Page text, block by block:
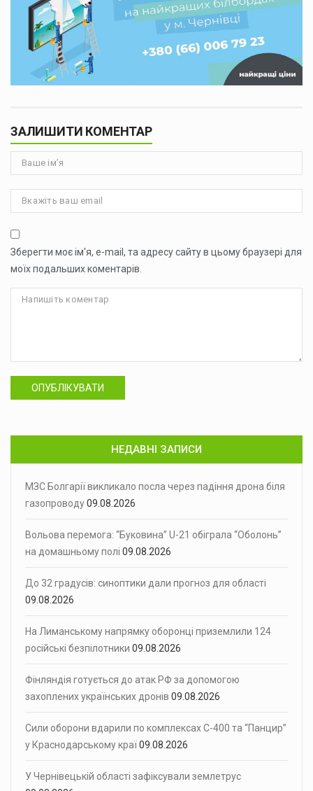
ЗАЛИШИТИ КОМЕНТАР
Зберегти моє ім'я, e-mail, та адресу сайту в цьому браузері для
моїх подальших коментарів.
ОПУБЛІКУВАТИ
НЕДАВНІ ЗАПИСИ
МЗС Болгарії викликало посла через падіння дрона біля
газопроводу09.08.2026
Вольова перемога: “Буковина” U-21 обіграла “Оболонь”
на домашньому полі 09.08.2026
До 32 градусів: синоптики дали прогноз для області
09.08.2026
На Лиманському напрямку оборонці приземлили 124
російські безпілотники 09.08.2026
Фінляндія готується до атак РФ за допомогою
захоплених українських дронів 09.08.2026
Сили оборони вдарили по комплексах С-400 та “Панцир”
у Краснодарському краї09.08.2026
У Чернівецькій області зафіксували землетрус